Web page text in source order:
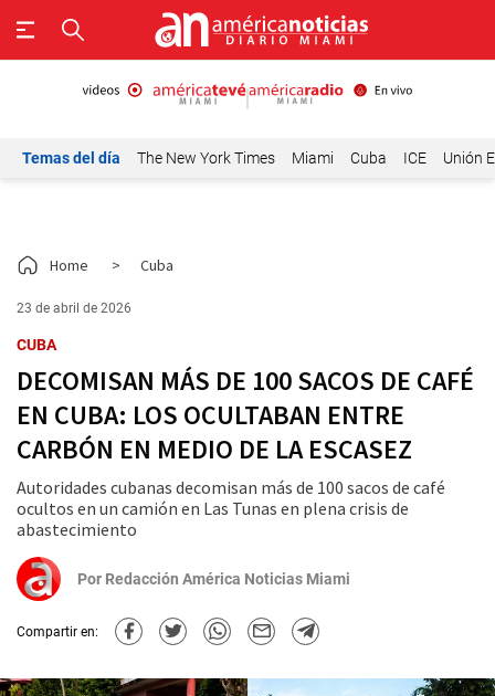
Temas del día The New York Times Miami Cuba ICE Unión
Home > Cuba
23 de abril de 2026
CUBA
DECOMISAN MÁS DE 100 SACOS DE CAFÉ
EN CUBA: LOS OCULTABAN ENTRE
CARBÓN EN MEDIO DE LA ESCASEZ
Autoridades cubanas decomisan más de 100 sacos de café
ocultos en un camión en Las Tunas en plena crisis de
abastecimiento
Por Redacción América Noticias Miami
Compartir en: